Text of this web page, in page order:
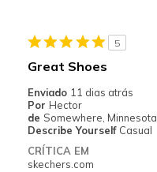
Going Out
Width
Sizing
5
Great Shoes
Enviado 11 dias atrás
Por Hector
de Somewhere, Minnesota
Describe Yourself Casual
CRÍTICA EM
skechers.com